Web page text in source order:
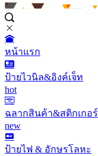
หน้าแรก
ป้ายไวนิล&อิงค์เจ็ท
hot
ฉลากสินค้า&สติกเกอร์
new
ป้ายไฟ & อักษรโลหะ